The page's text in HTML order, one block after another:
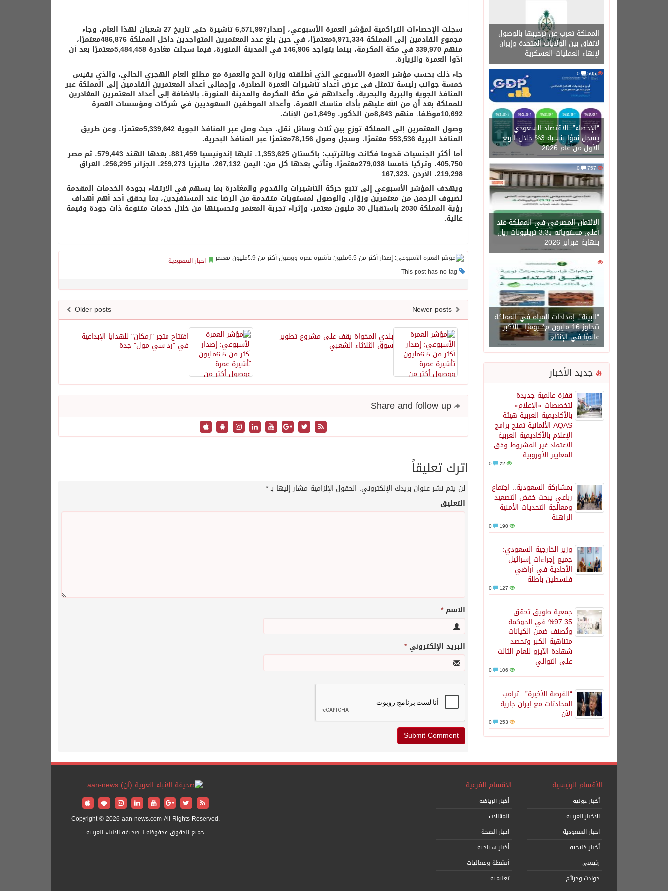
المملكة تعرب عن ترحيبها بالوصول
لاتفاق بين الولايات المتحدة وإيران
لإنهاء العمليات العسكرية
505
“الإحصاء”: الاقتصاد السعودي
يسجل نموًا بنسبة 3% خلال الربع
الأول من عام 2026
757
0
الائتمان المصرفي في المملكة عند
أعلى مستوياته بـ3.3 تريليونات ريال
بنهاية فبراير 2026
1450
“البيئة”: إمدادات المياه في المملكة
تتجاوز 16 مليون م³ يوميًا.. الأكبر
عالميًا في الإنتاج
جديد الأخبار
قفزة عالمية جديدة
لتخصصات «الإعلام»
بالأكاديمية العربية هيئة
AQAS الألمانية تمنح برامج
الإعلام بالأكاديمية العربية
الاعتماد غير المشروط وفق
المعايير الأوروبية..
22
بمشاركة السعودية.. اجتماع
رباعي يبحث خفض التصعيد
ومعالجة التحديات الأمنية
الراهنة
190
وزير الخارجية السعودي:
جميع إجراءات إسرائيل
الأحادية في أراضي
فلسطين باطلة
127
جمعية طويق تحقق
97.35% في الحوكمة
وتُصنف ضمن الكيانات
متناهية الكبر وتحصد
شهادة الآيزو للعام الثالث
على التوالي
106
“الفرصة الأخيرة”.. ترامب:
المحادثات مع إيران جارية
الآن
253
سجلت الإحصاءات التراكمية لمؤشر العمرة الأسبوعي، إصدار6,571,997 تأشيرة حتى تاريخ 27 شعبان لهذا العام، وجاء
مجموع القادمين إلى المملكة 5,971,334معتمرًا، في حين بلغ عدد المعتمرين المتواجدين داخل المملكة 486,876معتمرًا،
منهم 339,970 في مكة المكرمة، بينما يتواجد 146,906 في المدينة المنورة، فيما سجلت مغادرة 5,484,458معتمرًا بعد أن
أدّوا العمرة والزيارة.
جاء ذلك بحسب مؤشر العمرة الأسبوعي الذي أطلقته وزارة الحج والعمرة مع مطلع العام الهجري الحالي، والذي يقيس
خمسة جوانب رئيسة تتمثل في عرض أعداد تأشيرات العمرة الصادرة، وإجمالي أعداد المعتمرين القادمين إلى المملكة عبر
المنافذ الجوية والبرية والبحرية، وأعدادهم في مكة المكرمة والمدينة المنورة، بالإضافة إلى أعداد المعتمرين المغادرين
للمملكة بعد أن من الله عليهم بأداء مناسك العمرة، وأعداد الموظفين السعوديين في شركات ومؤسسات العمرة
10,692موظفا، منهم 8,843من الذكور، و1,849من الإناث.
وصول المعتمرين إلى المملكة توزع بين ثلاث وسائل نقل، حيث وصل عبر المنافذ الجوية 5,339,642معتمرًا، وعن طريق
المنافذ البرية 553,536 معتمرًا، وسجل وصول 78,156معتمرًا عبر المنافذ البحرية.
أما أكثر الجنسيات قدوما فكانت وبالترتيب: باكستان 1,353,625، تليها إندونيسيا 881,459، بعدها الهند 579,443، ثم مصر
405,750، وتركيا خامسا 279,038معتمرًا. وتأتي بعدها كل من: اليمن 267,132، ماليزيا 259,273، الجزائر 256,295، العراق
219,298، الأردن .167,323
ويهدف المؤشر الأسبوعي إلى تتبع حركة التأشيرات والقدوم والمغادرة بما يسهم في الارتقاء بجودة الخدمات المقدمة
لضيوف الرحمن من معتمرين وزوّار، والوصول لمستويات متقدمة من الرضا عند المستفيدين، بما يحقق أحد أهم أهداف
رؤية المملكة 2030 باستقبال 30 مليون معتمر، وإثراء تجربة المعتمر وتحسينها من خلال خدمات متنوعة ذات جودة وقيمة
عالية.
اخبار السعودية
Older posts
افتتاح متجر "زمكان" للهدايا الإبداعية
في "رد سي مول" جدة
بلدي المخواة يقف على مشروع تطوير
سوق الثلاثاء الشعبي
اترك تعليقاً
لن يتم نشر عنوان بريدك الإلكتروني. الحقول الإلزامية مشار إليها بـ*
التعليق
الاسم*
البريد الإلكتروني*
الأقسام الرئيسية
أخبار دولية
الأخبار العربية
اخبار السعودية
أخبار خليجية
رئيسي
حوادث وجرائم
الأقسام الفرعية
أخبار الرياضة
المقالات
اخبار الصحة
أخبار سياحية
أنشطة وفعاليات
تعليمية
Copyright © 2026 aan-news.com All Rights Reserved.
جميع الحقوق محفوظة لـ صحيفة الأنباء العربية